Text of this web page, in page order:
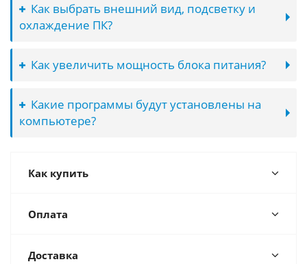
Как выбрать внешний вид, подсветку и
охлаждение ПК?
Как увеличить мощность блока питания?
Какие программы будут установлены на
компьютере?
Как купить
Оплата
Доставка